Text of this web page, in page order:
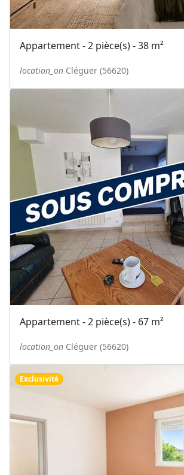
Appartement - 2 pièce(s) - 38 m²
location_on Cléguer (56620)
Appartement - 2 pièce(s) - 67 m²
location_on Cléguer (56620)
Exclusivité